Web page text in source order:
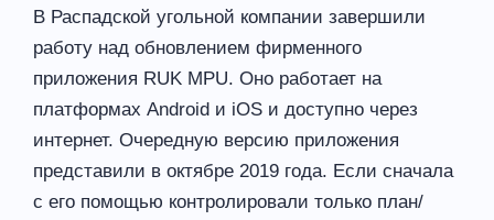
В Распадской угольной компании завершили
работу над обновлением фирменного
приложения RUK MPU. Оно работает на
платформах Android и iOS и доступно через
интернет. Очередную версию приложения
представили в октябре 2019 года. Если сначала
с его помощью контролировали только план/